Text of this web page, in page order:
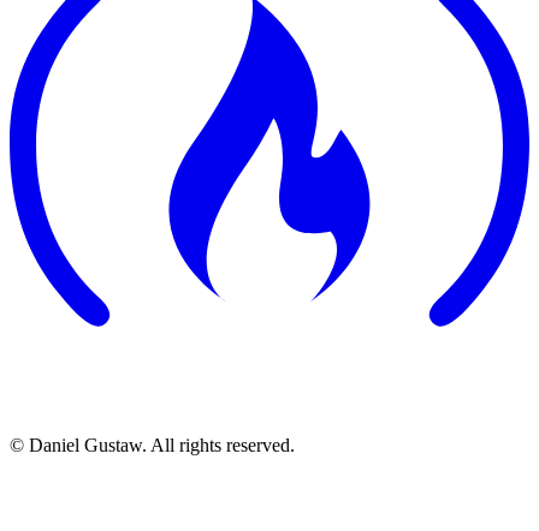
© Daniel Gustaw. All rights reserved.